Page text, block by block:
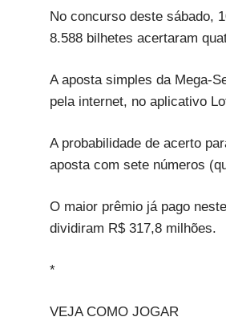
No concurso deste sábado,
8.588 bilhetes acertaram
A aposta simples da Mega-
pela internet, no aplicativo
A probabilidade de acerto
aposta com sete números
O maior prêmio já pago
dividiram R$ 317,8 milhões.
*
VEJA COMO JOGAR